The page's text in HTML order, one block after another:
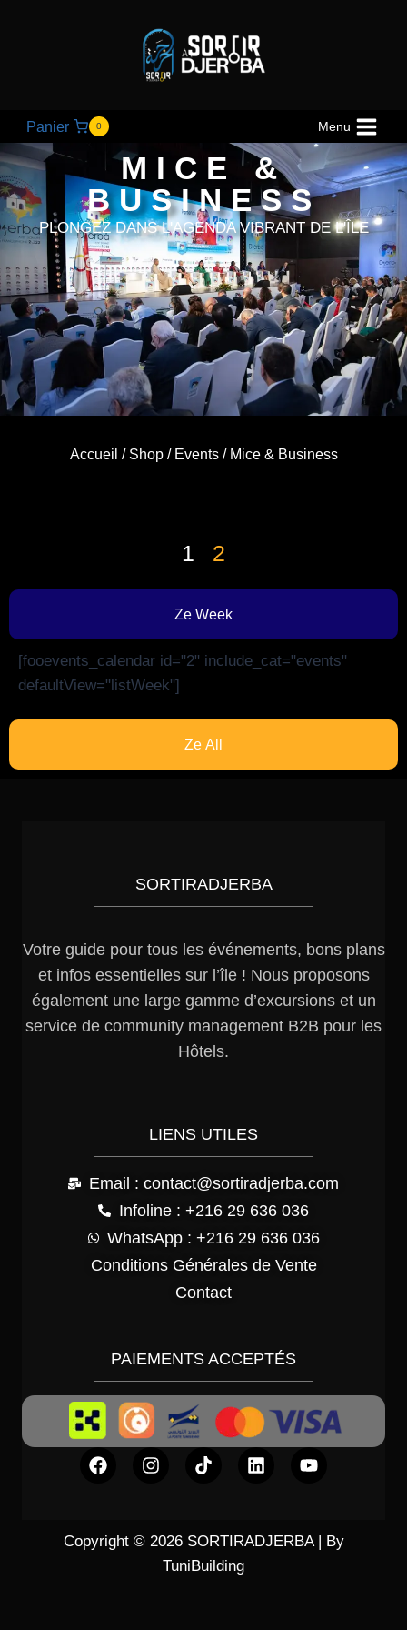
Panier 0 Menu
MICE &
BUSINESS
PLONGEZ DANS L'AGENDA VIBRANT DE L'ÎLE
Accueil / Shop/ Events/ Mice & Business
1 2
Ze Week
Ze All
[fooevents_calendar id="2" include_cat="events"
defaultView="listWeek"]
SORTIRADJERBA
Votre guide pour tous les événements, bons plans
et infos essentielles sur l’île ! Nous proposons
également une large gamme d’excursions et un
service de community management B2B pour les
Hôtels.
LIENS UTILES
Email : contact@sortiradjerba.com
Infoline : +216 29 636 036
WhatsApp : +216 29 636 036
Conditions Générales de Vente
Contact
PAIEMENTS ACCEPTÉS
Copyright © 2026 SORTIRADJERBA | By
TuniBuilding